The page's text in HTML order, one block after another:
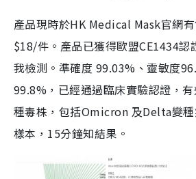
產品現時於HK Medical Mask官網
$18/件。產品已獲得歐盟CE1434認
我檢測。準確度 99.03%、靈敏度
99.8%，已經通過臨床實驗認證，
種毒株，包括Omicron 及Delta變
樣本，15分鐘知結果。